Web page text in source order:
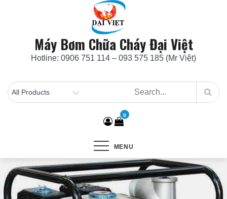
Máy Bơm Chữa Cháy Đại Việt
Hotline: 0906 751 114 – 093 575 185 (Mr Việt)
0
MENU